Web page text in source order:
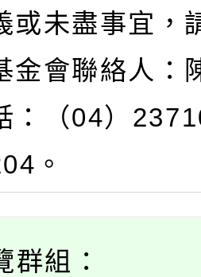
或未盡事宜，
金會聯絡人：
：（04）
。
群組：